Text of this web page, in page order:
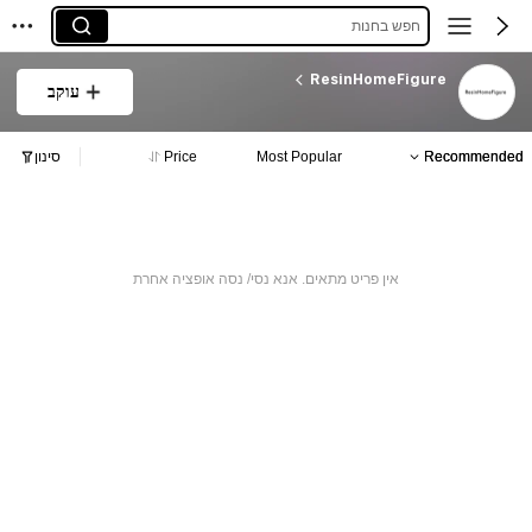
חפש בחנות
ResinHomeFigure
עוקב
Recommended
Most Popular
Price סינון
אין פריט מתאים. אנא נסי/ נסה אופציה אחרת